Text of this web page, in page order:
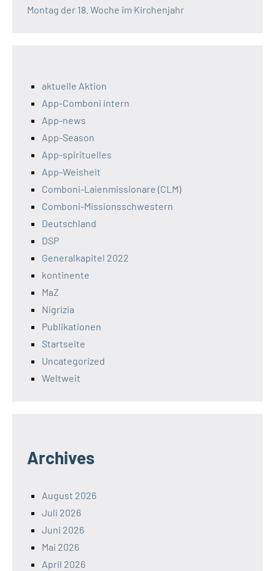
Montag der 18. Woche im Kirchenjahr
aktuelle Aktion
App-Comboni intern
App-news
App-Season
App-spirituelles
App-Weisheit
Comboni-Laienmissionare (CLM)
Comboni-Missionsschwestern
Deutschland
DSP
Generalkapitel 2022
kontinente
MaZ
Nigrizia
Publikationen
Startseite
Uncategorized
Weltweit
Archives
August 2026
Juli 2026
Juni 2026
Mai 2026
April 2026